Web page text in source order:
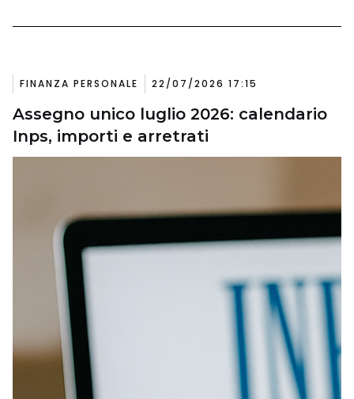
FINANZA PERSONALE 22/07/2026 17:15
Assegno unico luglio 2026: calendario
Inps, importi e arretrati